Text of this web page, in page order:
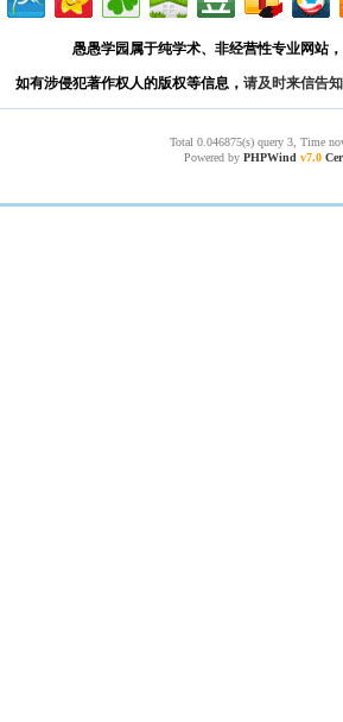
愚愚学园属于纯学术、非经营性专业网站
如有涉侵犯著作权人的版权等信息， 请及时来信告知
Total 0.046875(s) query 3, Time
Powered by PHPWind v7.0